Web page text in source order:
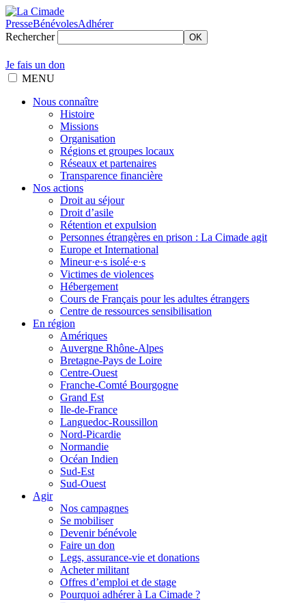
PresseBénévolesAdhérer
Rechercher
OK
Je fais un don
MENU
Nous connaître
Histoire
Missions
Organisation
Régions et groupes locaux
Réseaux et partenaires
Transparence financière
Nos actions
Droit au séjour
Droit d’asile
Rétention et expulsion
Personnes étrangères en prison : La Cimade agit
Europe et International
Mineur·e·s isolé·e·s
Victimes de violences
Hébergement
Cours de Français pour les adultes étrangers
Centre de ressources sensibilisation
En région
Amériques
Auvergne Rhône-Alpes
Bretagne-Pays de Loire
Centre-Ouest
Franche-Comté Bourgogne
Grand Est
Ile-de-France
Languedoc-Roussillon
Nord-Picardie
Normandie
Océan Indien
Sud-Est
Sud-Ouest
Agir
Nos campagnes
Se mobiliser
Devenir bénévole
Faire un don
Legs, assurance-vie et donations
Acheter militant
Offres d’emploi et de stage
Pourquoi adhérer à La Cimade ?